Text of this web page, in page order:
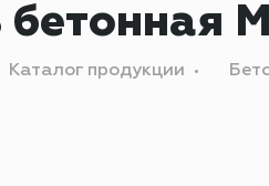
бетонная
Каталог продукции